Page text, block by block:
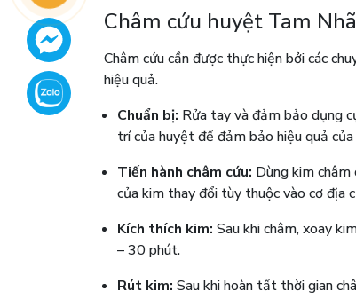
Châm cứu huyệt Tam
Châm cứu cần được thực hiện bởi các
hiệu quả.
Chuẩn bị: Rửa tay và đảm bảo dụng
trí của huyệt để đảm bảo hiệu quả
Tiến hành châm cứu: Dùng kim
của kim thay đổi tùy thuộc vào cơ địa
Kích thích kim: Sau khi châm, xoay
– 30 phút.
Rút kim: Sau khi hoàn tất thời gian